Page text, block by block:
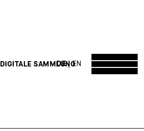
DE EN
DIGITALE SAMMLUNG